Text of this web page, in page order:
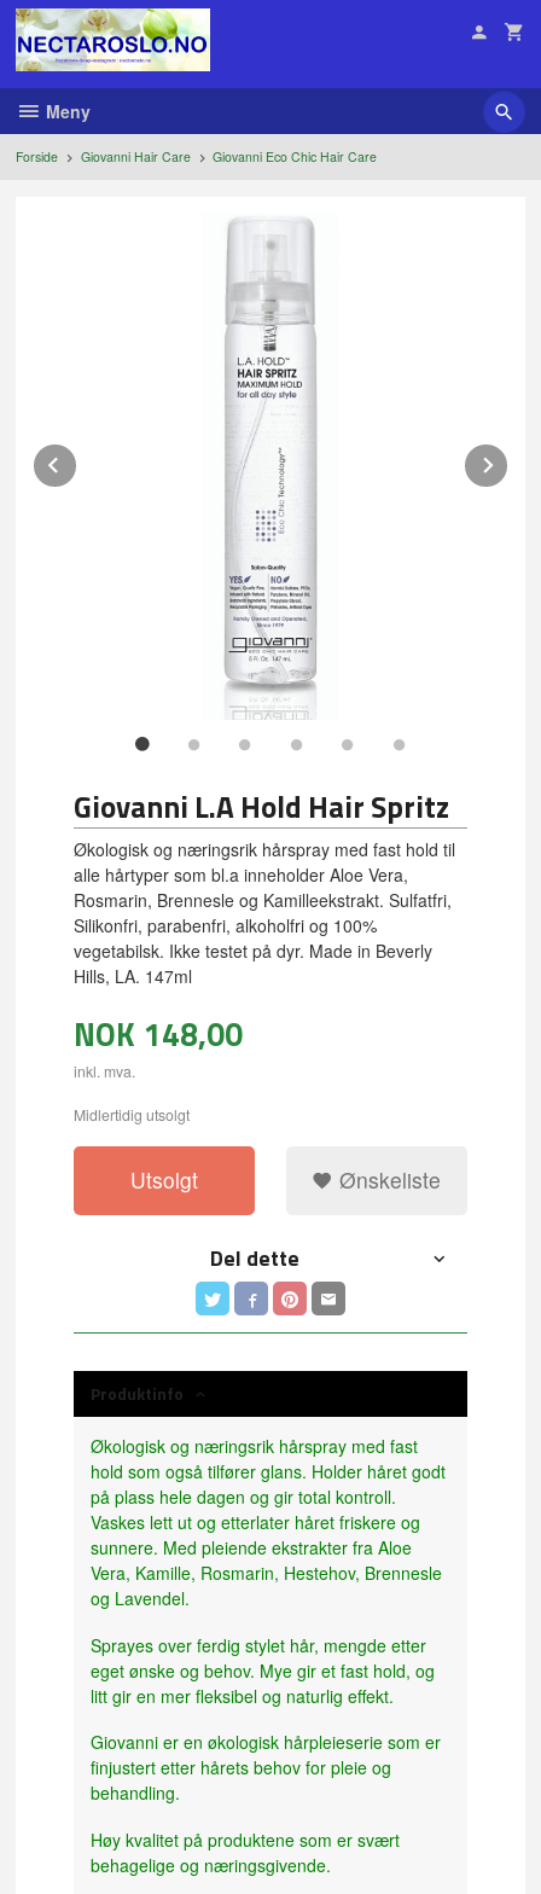
Gå
innholdet
Meny
Forside Giovanni Hair Care Giovanni Eco Chic Hair Care
Prev
Giovanni L.A Hold Hair Spritz
Økologisk og næringsrik hårspray med fast hold til
alle hårtyper som bl.a inneholder Aloe Vera,
Rosmarin, Brennesle og Kamilleekstrakt. Sulfatfri,
Silikonfri, parabenfri, alkoholfri og 100%
vegetabilsk. Ikke testet på dyr. Made in Beverly
Hills, LA. 147ml
NOK 148,00
inkl. mva.
Midlertidig utsolgt
Utsolgt Ønskeliste
Del dette
Produktinfo
Økologisk og næringsrik hårspray med fast
hold som også tilfører glans. Holder håret godt
på plass hele dagen og gir total kontroll.
Vaskes lett ut og etterlater håret friskere og
sunnere. Med pleiende ekstrakter fra Aloe
Vera, Kamille, Rosmarin, Hestehov, Brennesle
og Lavendel.
Sprayes over ferdig stylet hår, mengde etter
eget ønske og behov. Mye gir et fast hold, og
litt gir en mer fleksibel og naturlig effekt.
Giovanni er en økologisk hårpleieserie som er
finjustert etter hårets behov for pleie og
behandling.
Høy kvalitet på produktene som er svært
behagelige og næringsgivende.